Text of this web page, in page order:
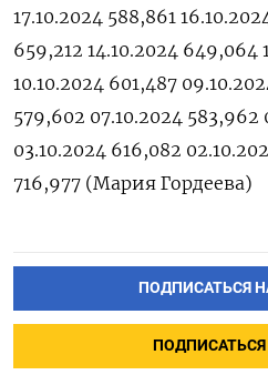
17.10.2024 588,861
659,212 14.10.2024 649,064
10.10.2024 601,487
579,602 07.10.2024 583,962
03.10.2024 616,082
716,977 (Мария Гордеева)
ПОДПИСАТЬСЯ
ПОДПИСАТЬСЯ